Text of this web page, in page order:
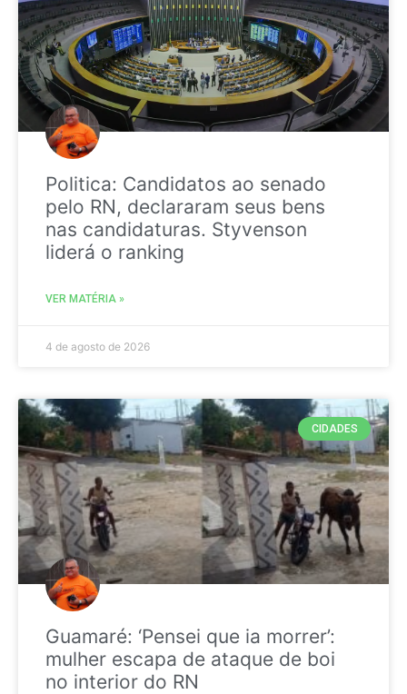
Politica: Candidatos ao senado
pelo RN, declararam seus bens
nas candidaturas. Styvenson
liderá o ranking
VER MATÉRIA »
4 de agosto de 2026
CIDADES
Guamaré: ‘Pensei que ia morrer’:
mulher escapa de ataque de boi
no interior do RN